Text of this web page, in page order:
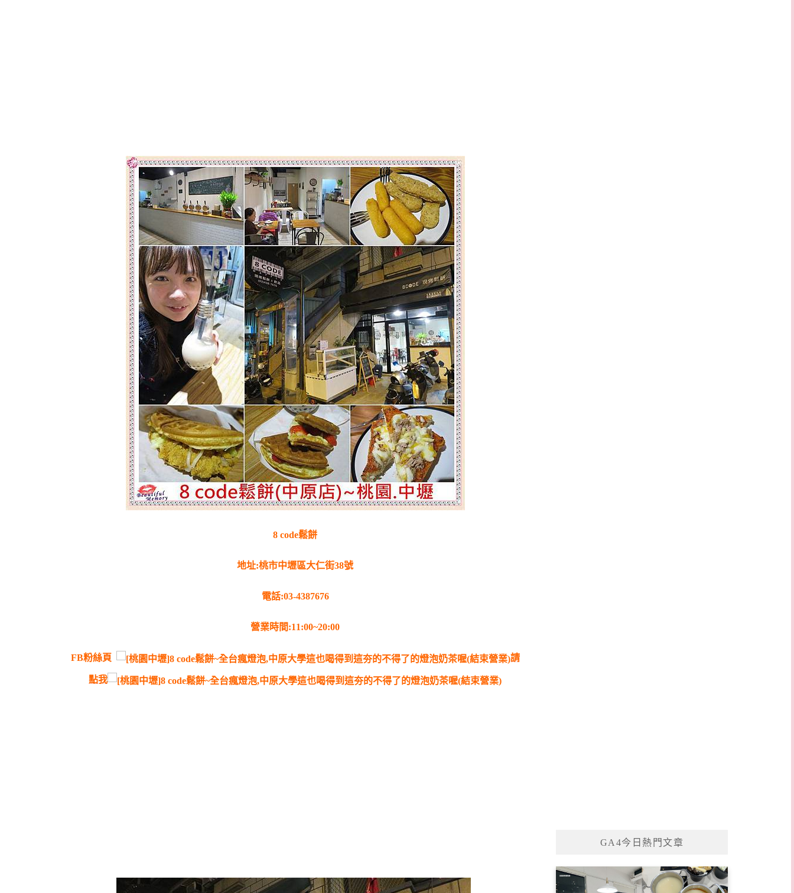
8 code鬆餅
地址:桃市中壢區大仁街38號
電話:03-4387676
營業時間:11:00~20:00
FB粉絲頁 請
點我
GA4今日熱門文章